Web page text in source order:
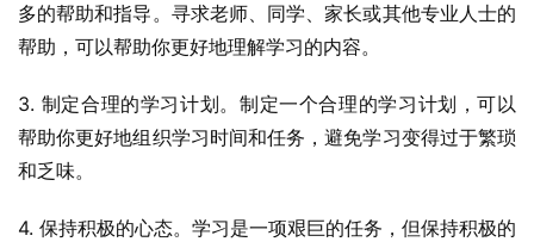
多的帮助和指导。寻求老师、同学、家长或其他专业人士的
帮助，可以帮助你更好地理解学习的内容。
3. 制定合理的学习计划。制定一个合理的学习计划，可以
帮助你更好地组织学习时间和任务，避免学习变得过于繁琐
和乏味。
4. 保持积极的心态。学习是一项艰巨的任务，但保持积极的